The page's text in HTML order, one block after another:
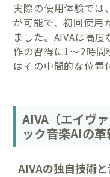
実際の使用体験で
が可能で、初回使用
ました。AIVAは高
作の習得に1～2時
はその中間的な位置
AIVA（エイヴ
ック音楽AIの革
AIVAの独自技術